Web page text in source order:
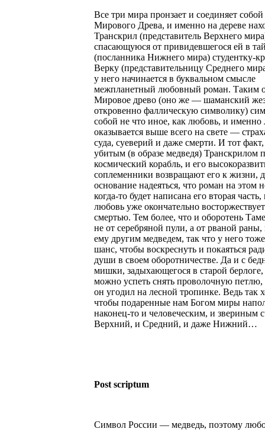
Все три мира пронзает и соединяет собой
Мирового Древа, и именно на дереве
Транскрил (представитель Верхнего
спасающуюся от привидевшегося ей в
(посланника Нижнего мира) студентку-
Верку (представительницу Среднего
у него начинается в буквальном смысле
межпланетный любовный роман. Таким
Мировое древо (оно же — шаманский
откровенно фаллическую символику)
собой не что иное, как любовь, и именно
оказывается выше всего на свете —
суда, суеверий и даже смерти. И тот факт,
убитым (в образе медведя) Транскрилом
космический корабль, и его
соплеменники возвращают его к жизни,
основание надеяться, что роман на этом
когда-то будет написана его вторая
любовь уже окончательно
смертью. Тем более, что и оборотень
не от серебряной пули, а от рваной
ему другим медведем, так что у него
шанс, чтобы воскреснуть и покаяться
души в своем оборотничестве. Да и с
мишки, задыхающегося в старой
можно успеть снять проволочную петлю,
он угодил на лесной тропинке. Ведь так
чтобы подаренные нам Богом миры
наконец-то и человеческим, и звериным
Верхний, и Средний, и даже Нижний…
Post scriptum
Символ России — медведь, поэтому